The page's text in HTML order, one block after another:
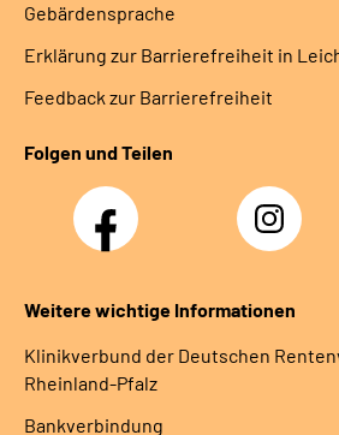
Gebärdensprache
Erklärung zur Barrierefreiheit in
Feedback zur Barrierefreiheit
Folgen und Teilen
Facebook
Instagram
DRV
Weitere wichtige Informationen
Klinikverbund der Deutschen
Rheinland-Pfalz
Bankverbindung